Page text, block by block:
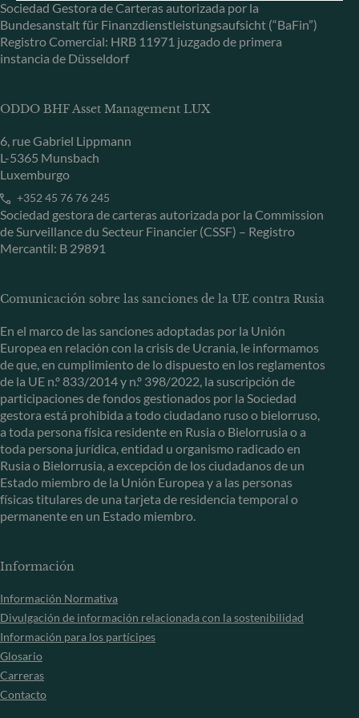
Sociedad Gestora de Carteras autorizada por la
Bundesanstalt für Finanzdienstleistungsaufsicht (“BaFin”)
Registro Comercial: HRB 11971 juzgado de primera
instancia de Düsseldorf
ODDO BHF Asset Management LUX
6, rue Gabriel Lippmann
L-5365 Munsbach
Luxemburgo
+352 45 76 76 245
Sociedad gestora de carteras autorizada por la Commission
de Surveillance du Secteur Financier (CSSF) – Registro
Mercantil: B 29891
Comunicación sobre las sanciones de la UE contra Rusia
En el marco de las sanciones adoptadas por la Unión
Europea en relación con la crisis de Ucrania, le informamos
de que, en cumplimiento de lo dispuesto en los reglamentos
de la UE n.º 833/2014 y n.º 398/2022, la suscripción de
participaciones de fondos gestionados por la Sociedad
gestora está prohibida a todo ciudadano ruso o bielorruso,
a toda persona física residente en Rusia o Bielorrusia o a
toda persona jurídica, entidad u organismo radicado en
Rusia o Bielorrusia, a excepción de los ciudadanos de un
Estado miembro de la Unión Europea y a las personas
físicas titulares de una tarjeta de residencia temporal o
permanente en un Estado miembro.
Información
Información Normativa
Divulgación de información relacionada con la sostenibilidad
Información para los partícipes
Glosario
Carreras
Contacto